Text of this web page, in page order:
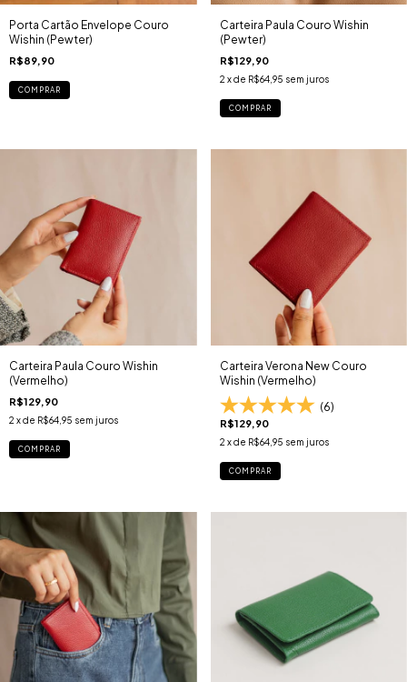
Porta Cartão Envelope Couro
Wishin (Pewter)
R$89,90
COMPRAR
Carteira Paula Couro Wishin
(Pewter)
R$129,90
2 x de R$64,95 sem juros
COMPRAR
Carteira Paula Couro Wishin
(Vermelho)
R$129,90
2 x de R$64,95 sem juros
COMPRAR
Carteira Verona New Couro
Wishin (Vermelho)
(6)
R$129,90
2 x de R$64,95 sem juros
COMPRAR